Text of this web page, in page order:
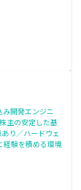
み開発エンジニ
主の安定した基
り／ハードウェ
経験を積める環境